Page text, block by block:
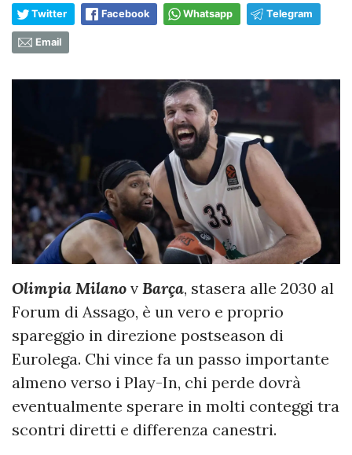
Twitter Facebook Whatsapp Telegram
Email
Olimpia Milano v Barça, stasera alle 2030 al
Forum di Assago, è un vero e proprio
spareggio in direzione postseason di
Eurolega. Chi vince fa un passo importante
almeno verso i Play-In, chi perde dovrà
eventualmente sperare in molti conteggi tra
scontri diretti e differenza canestri.